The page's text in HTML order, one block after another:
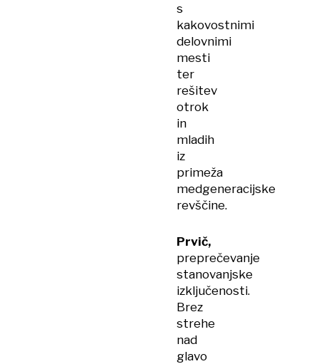
s
kakovostnimi
delovnimi
mesti
ter
rešitev
otrok
in
mladih
iz
primeža
medgeneracijske
revščine.
Prvič,
preprečevanje
stanovanjske
izključenosti.
Brez
strehe
nad
glavo